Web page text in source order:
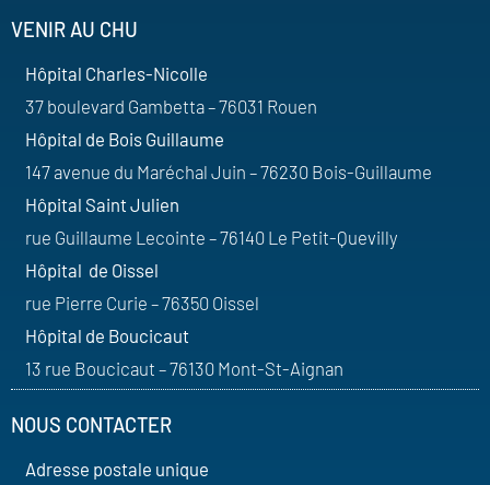
VENIR AU CHU
Hôpital Charles-Nicolle
37 boulevard Gambetta – 76031 Rouen
Hôpital de Bois Guillaume
147 avenue du Maréchal Juin – 76230 Bois-Guillaume
Hôpital Saint Julien
rue Guillaume Lecointe – 76140 Le Petit-Quevilly
Hôpital de Oissel
rue Pierre Curie – 76350 Oissel
Hôpital de Boucicaut
13 rue Boucicaut – 76130 Mont-St-Aignan
NOUS CONTACTER
Adresse postale unique